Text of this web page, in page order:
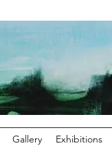
Gallery Exhibitions